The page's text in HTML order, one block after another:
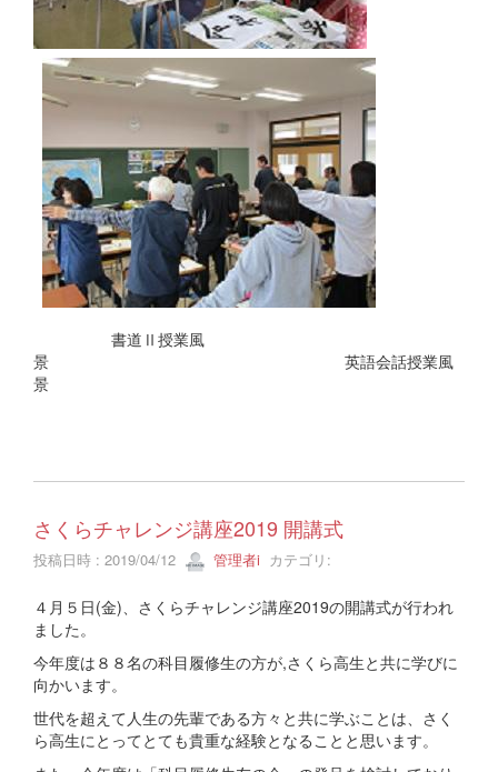
書道Ⅱ授業風
景 英語会話授業風
景
さくらチャレンジ講座2019 開講式
投稿日時 : 2019/04/12 管理者i カテゴリ:
４月５日(金)、さくらチャレンジ講座2019の開講式が行われ
ました。
今年度は８８名の科目履修生の方が,さくら高生と共に学びに
向かいます。
世代を超えて人生の先輩である方々と共に学ぶことは、さく
ら高生にとってとても貴重な経験となることと思います。